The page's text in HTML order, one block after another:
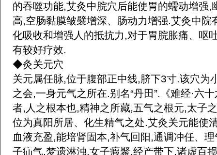
的吞噬功能,艾灸中脘穴后能使胃的蠕动增强,
高,空肠黏膜皱襞增深、肠动力增强.艾灸中院
化吸收和增强人的抵抗力,对于胃脘胀痛、呕
有较好疗效.
◆灸关元穴
关元属任脉,位于腹部正中线,脐下3寸.该穴为
之会,一身元气之所在.别名“丹田”.《难经·六
者,人之根本也,精神之所藏,五气之根元,太子
位为真阳所居、化生精气之处.艾灸关元能使
血液充盈,能培肾固本,补气回阳,通调冲任、
子疝气,梦遗淋浊,女子瘕聚,经产带下,诸虚百